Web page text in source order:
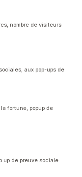
nombre de visiteurs
aux pop-ups de
fortune, popup de
up de preuve sociale